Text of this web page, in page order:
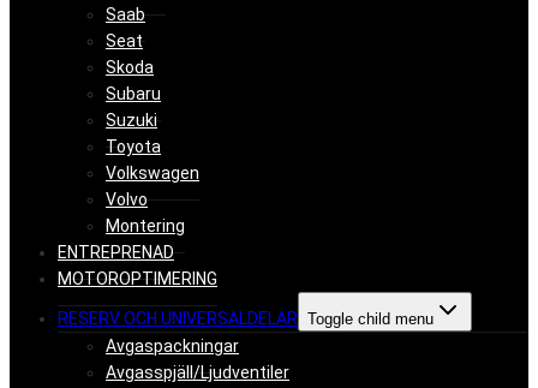
Saab
Seat
Skoda
Subaru
Suzuki
Toyota
Volkswagen
Volvo
Montering
ENTREPRENAD
MOTOROPTIMERING
RESERV OCH UNIVERSALDELAR Toggle child menu
Avgaspackningar
Avgasspjäll/Ljudventiler